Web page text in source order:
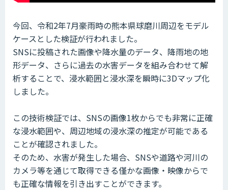
今回、令和2年7月豪雨時の熊本県球磨川周辺をモデル
ケースとした検証が行われました。
SNSに投稿された画像や降水量のデータ、降雨地の地
形データ、さらに過去の水害データを組み合わせて解
析することで、浸水範囲と浸水深を瞬時に3Dマップ化
しました。
この技術検証では、SNSの画像1枚からでも非常に正確
な浸水範囲や、周辺地域の浸水深の推定が可能である
ことが確認されました。
そのため、水害が発生した場合、SNSや道路や河川の
カメラ等を通じて取得できる僅かな画像・映像からで
も正確な情報を引き出すことができます。